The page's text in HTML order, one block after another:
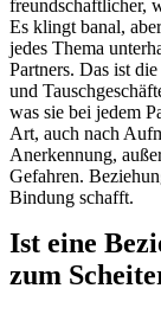
freundschaftlicher,
Es klingt banal,
jedes Thema
Partners. Das ist
und
was sie bei jedem
Art, auch nach
Anerkennung,
Gefahren.
Bindung schafft.
Ist eine
zum